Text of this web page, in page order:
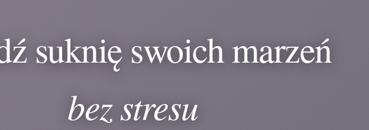
suknię swoich marzeń
bez stresu